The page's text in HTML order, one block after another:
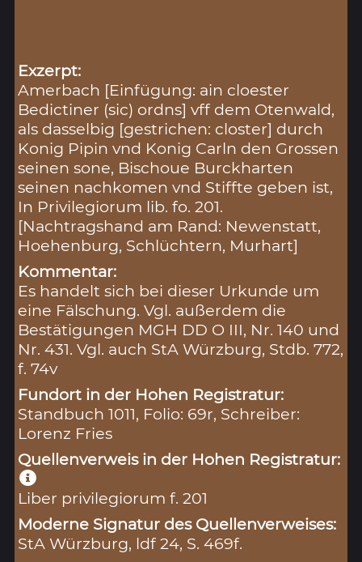
Exzerpt:
Amerbach [Einfügung: ain cloester
Bedictiner (sic) ordns] vff dem Otenwald,
als dasselbig [gestrichen: closter] durch
Konig Pipin vnd Konig Carln den Grossen
seinen sone, Bischoue Burckharten
seinen nachkomen vnd Stiffte geben ist,
In Privilegiorum lib. fo. 201.
[Nachtragshand am Rand: Newenstatt,
Hoehenburg, Schlüchtern, Murhart]
Kommentar:
Es handelt sich bei dieser Urkunde um
eine Fälschung. Vgl. außerdem die
Bestätigungen MGH DD O III, Nr. 140 und
Nr. 431. Vgl. auch StA Würzburg, Stdb. 772,
f. 74v
Fundort in der Hohen Registratur:
Standbuch 1011, Folio: 69r, Schreiber:
Lorenz Fries
Quellenverweis in der Hohen Registratur:
Liber privilegiorum f. 201
Moderne Signatur des Quellenverweises:
StA Würzburg, ldf 24, S. 469f.